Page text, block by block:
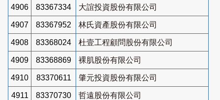
4906 83367334 大誼投資股份有限公司
4907 83367952 林氏資產股份有限公司
4908 83368024 杜壹工程顧問股份有限公司
4909 83368869 裸肌股份有限公司
4910 83370611 肇元投資股份有限公司
4911 83370730 哲遠股份有限公司